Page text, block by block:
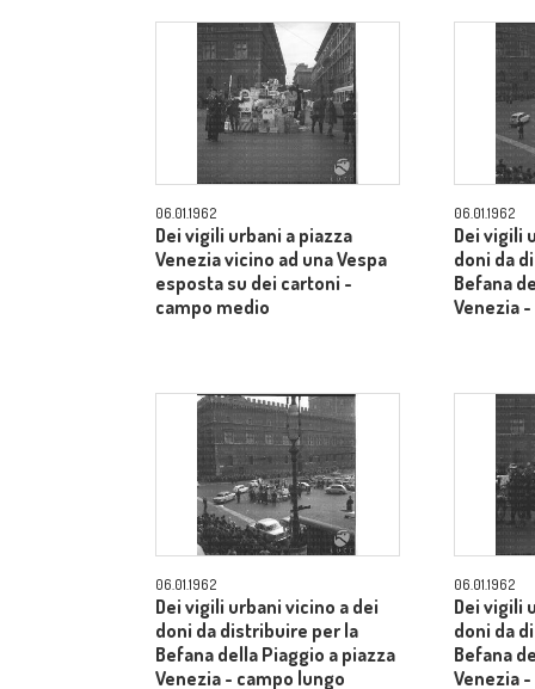
06.01.1962
Dei vigili urbani a piazza
Venezia vicino ad una Vespa
esposta su dei cartoni -
campo medio
06.01.1962
Dei vigili
doni da
Befana
Venezia
06.01.1962
Dei vigili urbani vicino a dei
doni da distribuire per la
Befana della Piaggio a piazza
Venezia - campo lungo
06.01.1962
Dei vigili
doni da
Befana
Venezia